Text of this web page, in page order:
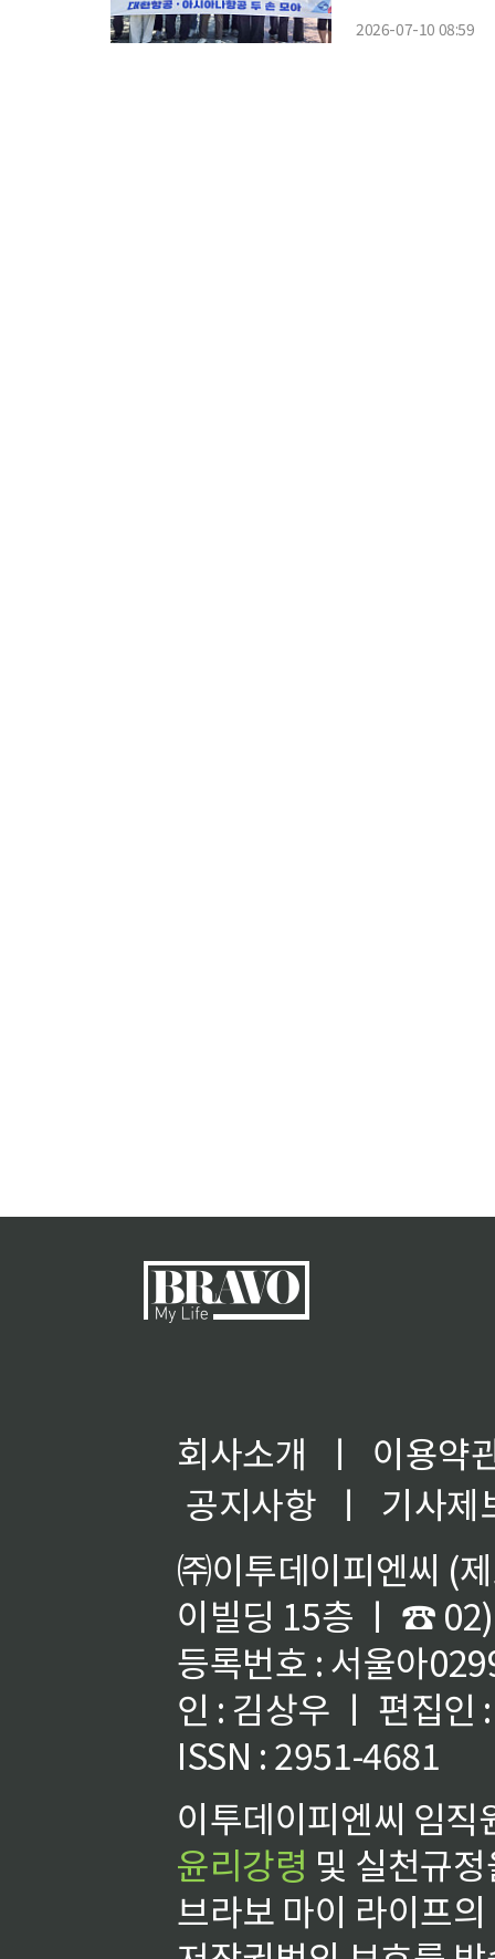
2026-07-10 08:59
회사소개 ㅣ
이용약
공지사항
ㅣ
기사제
㈜이투데이피엔씨 (
이빌딩 15층 ㅣ ☎
등록번호 : 서울아
인 : 김상우 ㅣ 편집인
ISSN : 2951-4681
이투데이피엔씨 임
윤리강령 및 실천규
브라보 마이 라이프